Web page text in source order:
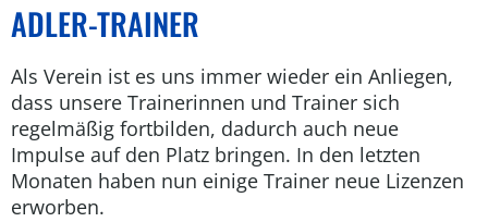
ADLER-TRAINER
Als Verein ist es uns immer wieder ein Anliegen,
dass unsere Trainerinnen und Trainer sich
regelmäßig fortbilden, dadurch auch neue
Impulse auf den Platz bringen. In den letzten
Monaten haben nun einige Trainer neue Lizenzen
erworben.